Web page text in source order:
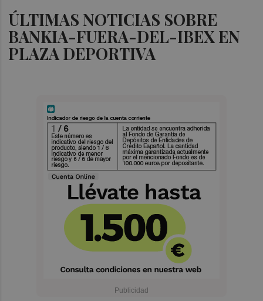
ÚLTIMAS NOTICIAS SOBRE
BANKIA-FUERA-DEL-IBEX EN
PLAZA DEPORTIVA